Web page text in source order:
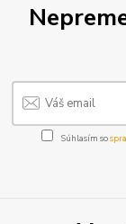
Súhlasím so